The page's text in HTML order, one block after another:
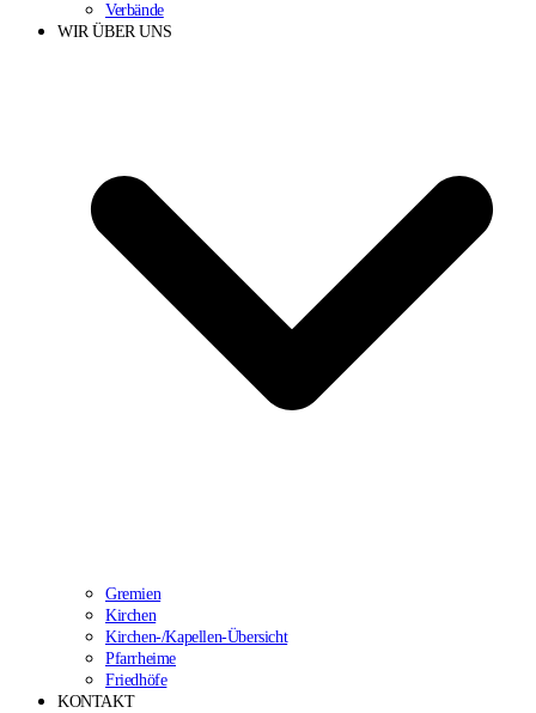
Verbände
WIR ÜBER UNS
Gremien
Kirchen
Kirchen-/Kapellen-Übersicht
Pfarrheime
Friedhöfe
KONTAKT